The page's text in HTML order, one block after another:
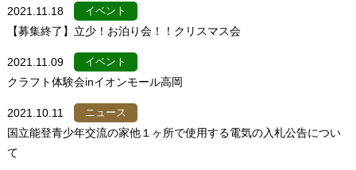
2021.11.18 イベント
【募集終了】立少！お泊り会！！クリスマス会
2021.11.09 イベント
クラフト体験会inイオンモール高岡
2021.10.11 ニュース
国立能登青少年交流の家他１ヶ所で使用する電気の入札公告につい
て